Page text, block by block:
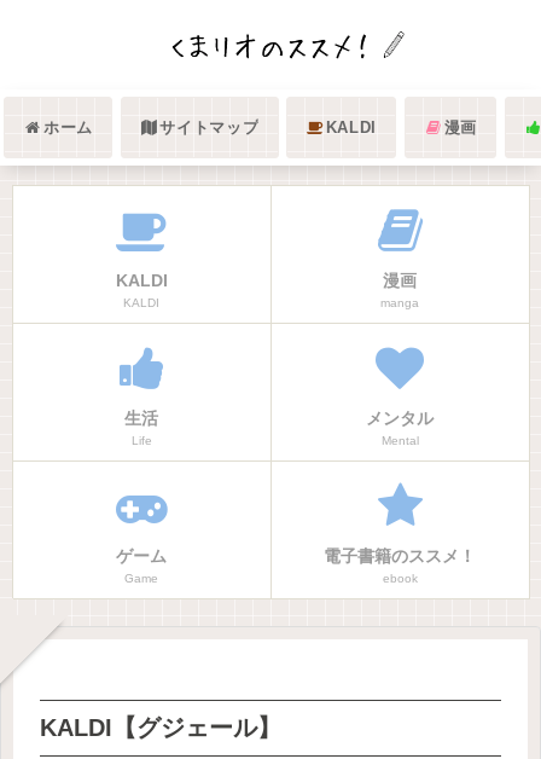
ホーム サイトマップ KALDI 漫画
KALDI
KALDI
漫画
manga
生活
Life
メンタル
Mental
ゲーム
Game
電子書籍のススメ！
ebook
KALDI【グジェール】